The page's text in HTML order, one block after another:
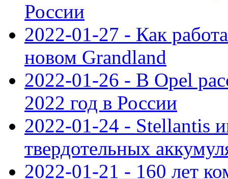
России
2022-01-27 - Как
новом Grandland
2022-01-26 - В Opel
2022 год в России
2022-01-24 - Stellantis
твердотельных
2022-01-21 - 160 лет